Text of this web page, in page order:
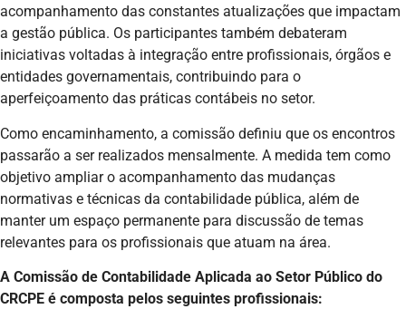
acompanhamento das constantes atualizações que impactam
a gestão pública. Os participantes também debateram
iniciativas voltadas à integração entre profissionais, órgãos e
entidades governamentais, contribuindo para o
aperfeiçoamento das práticas contábeis no setor.
Como encaminhamento, a comissão definiu que os encontros
passarão a ser realizados mensalmente. A medida tem como
objetivo ampliar o acompanhamento das mudanças
normativas e técnicas da contabilidade pública, além de
manter um espaço permanente para discussão de temas
relevantes para os profissionais que atuam na área.
A Comissão de Contabilidade Aplicada ao Setor Público do
CRCPE é composta pelos seguintes profissionais: